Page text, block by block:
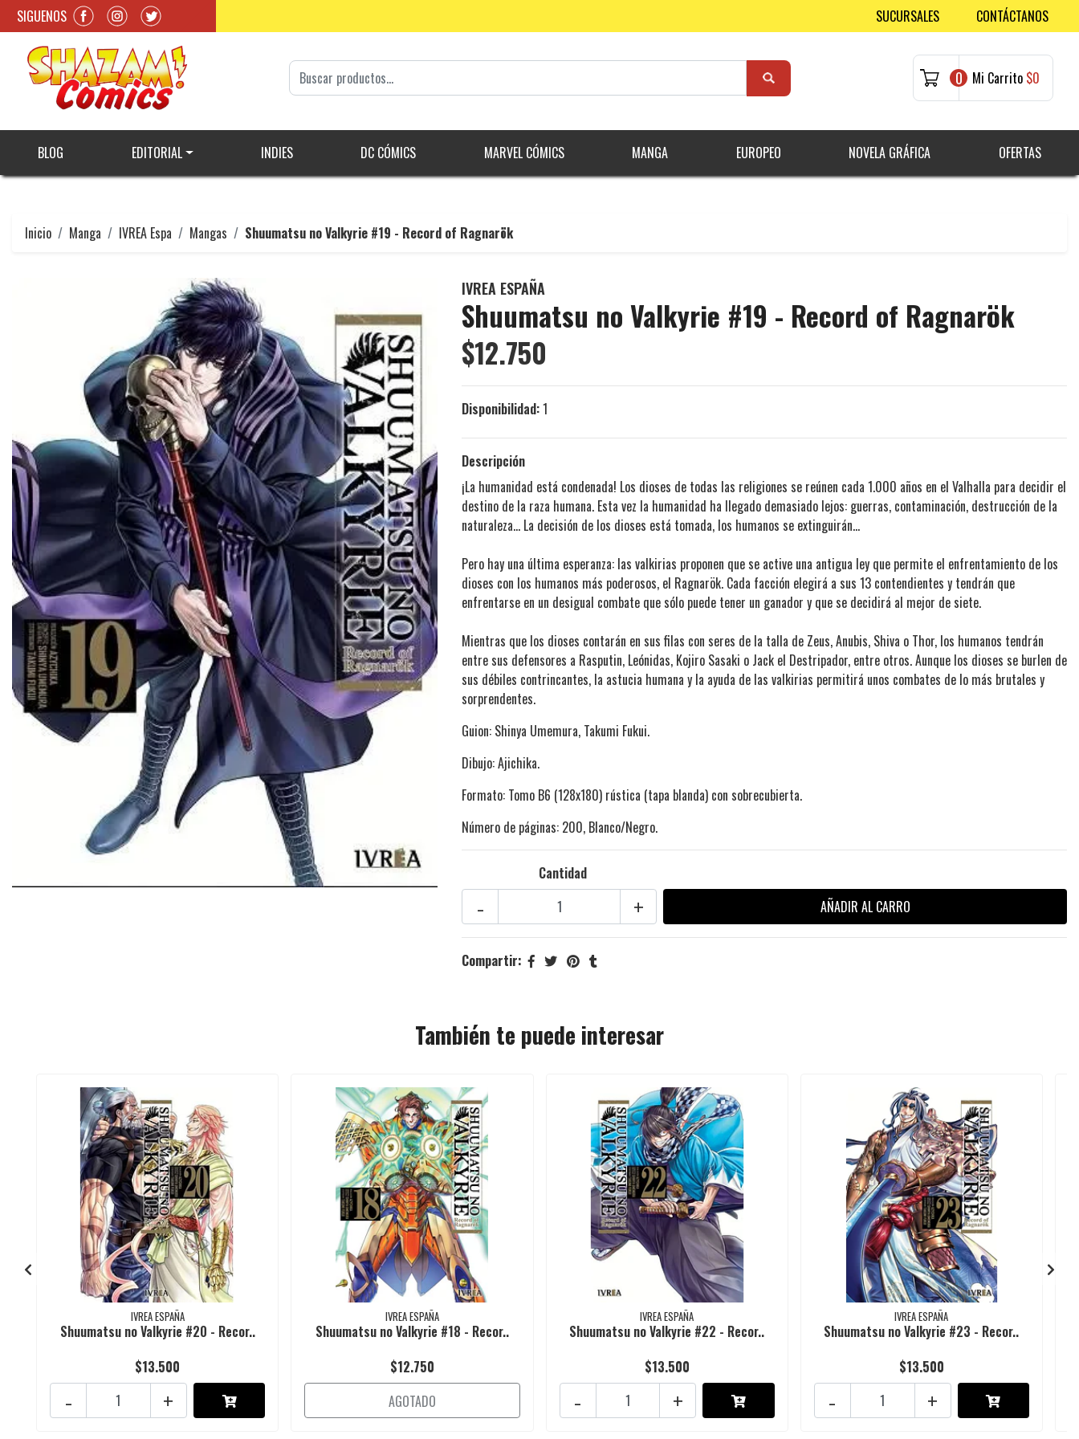
SIGUENOS SUCURSALES CONTÁCTANOS
0 Mi Carrito $0
BLOG EDITORIAL INDIES DC CÓMICS MARVEL CÓMICS MANGA EUROPEO NOVELA GRÁFICA OFERTAS
Inicio Manga IVREA Espa Mangas Shuumatsu no Valkyrie #19 - Record of Ragnarök
IVREA ESPAÑA
Shuumatsu no Valkyrie #19 - Record of Ragnarök
$12.750
Disponibilidad:1
Descripción
¡La humanidad está condenada! Los dioses de todas las religiones se reúnen cada 1.000 años en el Valhalla para decidir el
destino de la raza humana. Esta vez la humanidad ha llegado demasiado lejos: guerras, contaminación, destrucción de la
naturaleza… La decisión de los dioses está tomada, los humanos se extinguirán…
Pero hay una última esperanza: las valkirias proponen que se active una antigua ley que permite el enfrentamiento de los
dioses con los humanos más poderosos, el Ragnarök. Cada facción elegirá a sus 13 contendientes y tendrán que
enfrentarse en un desigual combate que sólo puede tener un ganador y que se decidirá al mejor de siete.
Mientras que los dioses contarán en sus filas con seres de la talla de Zeus, Anubis, Shiva o Thor, los humanos tendrán
entre sus defensores a Rasputin, Leónidas, Kojiro Sasaki o Jack el Destripador, entre otros. Aunque los dioses se burlen de
sus débiles contrincantes, la astucia humana y la ayuda de las valkirias permitirá unos combates de lo más brutales y
sorprendentes.
Guion: Shinya Umemura, Takumi Fukui.
Dibujo: Ajichika.
Formato: Tomo B6 (128x180) rústica (tapa blanda) con sobrecubierta.
Número de páginas: 200, Blanco/Negro.
Cantidad
+
-
Compartir:
También te puede interesar
IVREA ESPAÑA
Shuumatsu no Valkyrie #20 - Recor..
$13.500
+
-
IVREA ESPAÑA
Shuumatsu no Valkyrie #18 - Recor..
$12.750
AGOTADO
IVREA ESPAÑA
Shuumatsu no Valkyrie #22 - Recor..
$13.500
+
-
IVREA ESPAÑA
Shuumatsu no Valkyrie #23 - Recor..
$13.500
+
-